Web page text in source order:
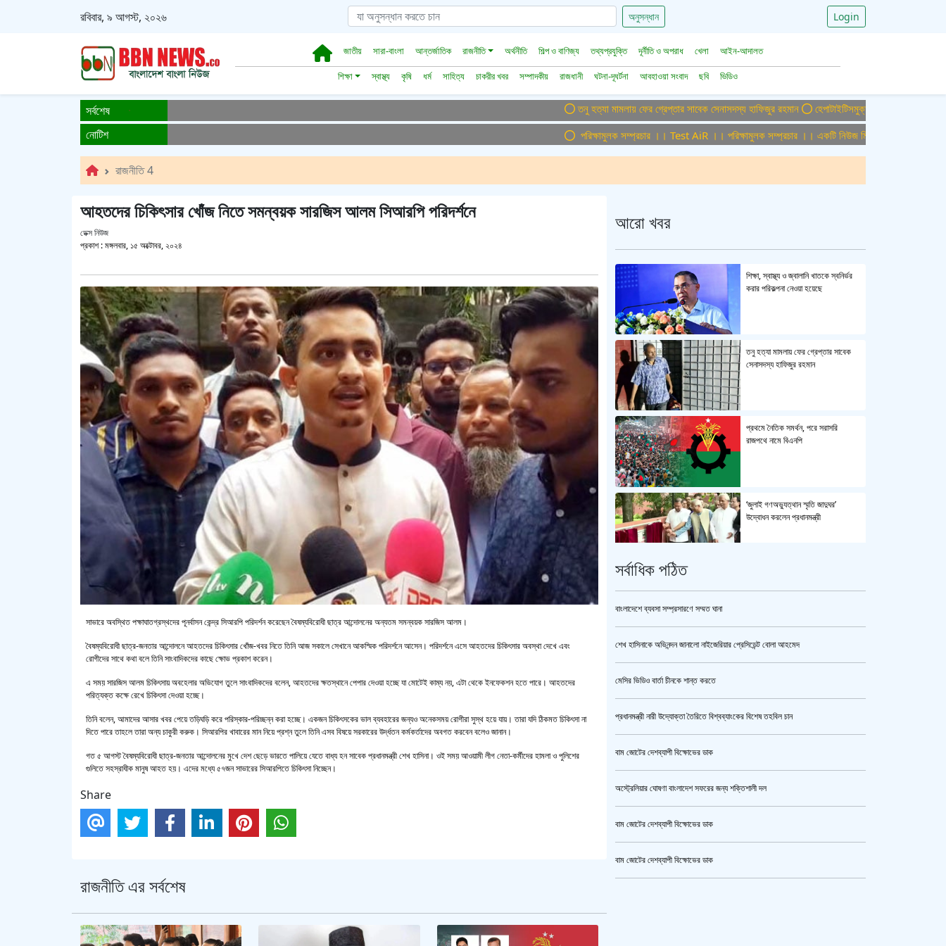
রবিবার, ৯ আগস্ট, ২০২৬ অনুসন্ধান Login
জাতীয় সারা-বাংলা আন্তর্জাতিক রাজনীতি অর্থনীতি শিল্প ও বাণিজ্য তথ্যপ্রযুক্তি দূর্নীতি ও অপরাধ খেলা
আইন-আদালত
শিক্ষা
স্বাস্থ্য কৃষি ধর্ম সাহিত্য চাকরীর খবর সম্পাদকীয় রাজধানী ঘটনা-দূঘর্টনা আবহাওয়া সংবাদ ছবি ভিডিও
সর্বশেষ তনু হত্যা মামলায় ফের গ্রেপ্তার সাবেক সেনাসদস্য হাফিজুর রহমান হেপাটাইটিসমুক্ত বাংলাদেশ গড়ে তুলতে সম্মিলিত
নোটিশ পরিক্ষামুলক সম্প্রচার ।। Test AiR ।। পরিক্ষামুলক সম্প্রচার ।। একটি নিউজ মিডিয়া হাউজের জন্য অফিস
রাজনীতি 4
আহতদের চিকিৎসার খোঁজ নিতে সমন্বয়ক সারজিস আলম সিআরপি পরিদর্শনে
ডেক্স নিউজ
প্রকাশ :মঙ্গলবার, ১৫ অক্টোবর, ২০২৪
সাভারে অবস্থিত পক্ষাঘাতগ্রস্থদের পূনর্বাসন কেন্দ্র সিআরপি পরিদর্শন করেছেন বৈষম্যবিরোধী ছাত্র আন্দোলনের অন্যতম সমন্বয়ক সারজিস আলম।
বৈষম্যবিরোধী ছাত্র-জনতার আন্দোলনে আহতদের চিকিৎসার খোঁজ-খবর নিতে তিনি আজ সকালে সেখানে আকস্মিক পরিদর্শনে আসেন। পরিদর্শনে এসে আহতদের চিকিৎসার অবস্থা দেখে এবং
রোগীদের সাথে কথা বলে তিনি সাংবাদিকদের কাছে ক্ষোভ প্রকাশ করেন।
এ সময় সারজিস আলম চিকিৎসায় অবহেলার অভিযোগ তুলে সাংবাদিকদের বলেন, আহতদের ক্ষতস্থানে পেপার দেওয়া হচ্ছে যা মোটেই কাম্য নয়, এটা থেকে ইনফেকশন হতে পারে। আহতদের
পরিত্যক্ত কক্ষে রেখে চিকিৎসা দেওয়া হচ্ছে।
তিনি বলেন, আমাদের আসার খবর পেয়ে তড়িঘড়ি করে পরিস্কার-পরিচ্ছন্ন করা হচ্ছে। একজন চিকিৎসকের ভাল ব্যবহারের জন্যও অনেকসময় রোগীরা সুস্থ হয়ে যায়। তারা যদি ঠিকমত চিকিৎসা না
দিতে পারে তাহলে তারা অন্য চাকুরী করুক। সিআরপির খাবারের মান নিয়ে প্রশ্ন তুলে তিনি এসব বিষয়ে সরকারের উর্দ্ধতন কর্মকর্তাদের অবগত করবেন বলেও জানান।
গত ৫ আগস্ট বৈষম্যবিরোধী ছাত্র-জনতার আন্দোলনের মুখে দেশ ছেড়ে ভারতে পালিয়ে যেতে বাধ্য হন সাবেক প্রধানমন্ত্রী শেখ হাসিনা। ওই সময় আওয়ামী লীগ নেতা-কর্মীদের হামলা ও পুলিশের
গুলিতে সহস্রাধীক মানুষ আহত হয়। এদের মধ্যে ৫৭জন সাভারের সিআরপিতে চিকিৎসা নিচ্ছেন।
Share
রাজনীতি এর সর্বশেষ
আরো খবর
শিক্ষা, স্বাস্থ্য ও জ্বালানি খাতকে স্বনির্ভর
করার পরিকল্পনা নেওয়া হয়েছে
তনু হত্যা মামলায় ফের গ্রেপ্তার সাবেক
সেনাসদস্য হাফিজুর রহমান
প্রথমে নৈতিক সমর্থন, পরে সরাসরি
রাজপথে নামে বিএনপি
‘জুলাই গণঅভ্যুত্থান স্মৃতি জাদুঘর’
উদ্বোধন করলেন প্রধানমন্ত্রী
হচ্ছে ৫ আগস্ট
পুলিশ কোনো বিশেষ দলের বা গোষ্ঠীর
উর্বশীর অন্তরঙ্গ ভিডিও ফাঁস
সর্বাধিক পঠিত
বাংলাদেশে ব্যবসা সম্প্রসারণে সম্মত ঘানা
শেখ হাসিনাকে অভিনন্দন জানালো নাইজেরিয়ার প্রেসিডেন্ট বোলা আহমেদ
মেসির ভিডিও বার্তা চীনকে শান্ত করতে
প্রধানমন্ত্রী নারী উদ্যোক্তা তৈরিতে বিশ্বব্যাংকের বিশেষ তহবিল চান
বাম জোটের দেশব্যাপী বিক্ষোভের ডাক
অস্ট্রেলিয়ার ঘোষণা বাংলাদেশ সফরের জন্য শক্তিশালী দল
বাম জোটের দেশব্যাপী বিক্ষোভের ডাক
বাম জোটের দেশব্যাপী বিক্ষোভের ডাক